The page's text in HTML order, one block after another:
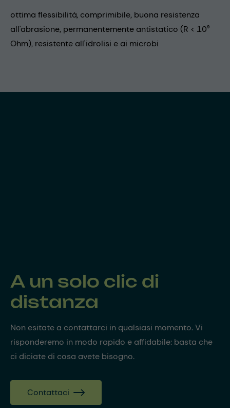
ottima flessibilità, comprimibile, buona resistenza
all'abrasione, permanentemente antistatico (R < 10⁹
Ohm), resistente all'idrolisi e ai microbi
A un solo clic di
distanza
Non esitate a contattarci in qualsiasi momento. Vi
risponderemo in modo rapido e affidabile: basta che
ci diciate di cosa avete bisogno.
Contattaci